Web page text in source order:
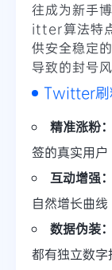
往成为新手
itter算法特
供安全稳定
导致的封号风
Twitter刷
精准涨粉：
签的真实用户
互动增强：
自然增长曲线
数据伪装：
都有独立数字